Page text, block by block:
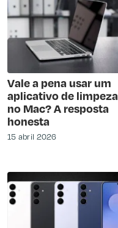
Vale a pena usar um
aplicativo de limpeza
no Mac? A resposta
honesta
15 abril 2026